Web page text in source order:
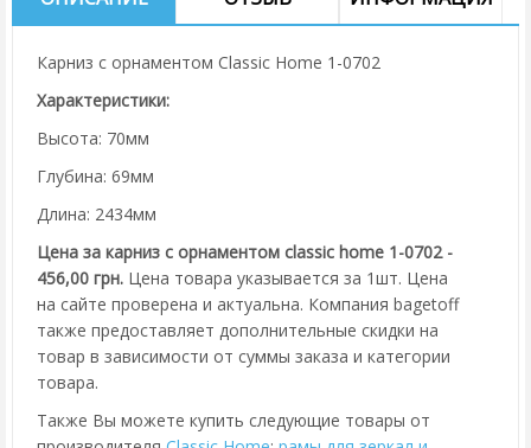
Карниз с орнаментом Classic Home 1-0702
Характеристики:
Высота: 70мм
Глубина: 69мм
Длина: 2434мм
Цена за карниз с орнаментом classic home 1-0702 -
456,00 грн. Цена товара указывается за 1шт. Цена
на сайте проверена и актуальна. Компания bagetoff
также предоставляет дополнительные скидки на
товар в зависимости от суммы заказа и категории
товара.
Также Вы можете купить следующие товары от